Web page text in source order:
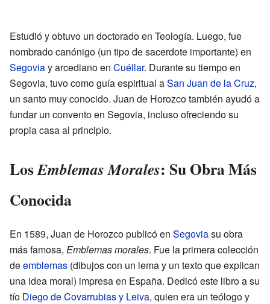
Estudió y obtuvo un doctorado en Teología. Luego, fue
nombrado canónigo (un tipo de sacerdote importante) en
Segoviay arcediano en Cuéllar. Durante su tiempo en
Segovia, tuvo como guía espiritual aSan Juan de la Cruz,
un santo muy conocido. Juan de Horozco también ayudó a
fundar un convento en Segovia, incluso ofreciendo su
propia casa al principio.
LosEmblemas Morales: Su Obra Más
Conocida
En 1589, Juan de Horozco publicó en Segoviasu obra
más famosa, Emblemas morales. Fue la primera colección
deemblemas (dibujos con un lema y un texto que explican
una idea moral) impresa en España. Dedicó este libro a su
tío Diego de Covarrubias y Leiva, quien era un teólogo y